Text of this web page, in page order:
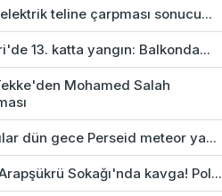
teline çarpması sonucu...
13. katta yangın: Balkonda...
Mohamed Salah
dün gece Perseid meteor ya...
Sokağı'nda kavga! Pol...